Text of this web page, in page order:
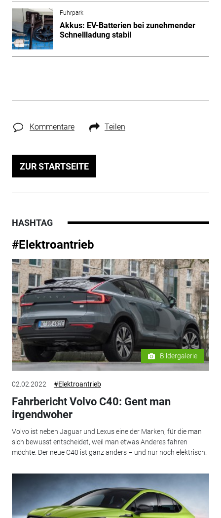
Fuhrpark
Akkus: EV-Batterien bei zunehmender
Schnellladung stabil
Kommentare Teilen
ZUR STARTSEITE
HASHTAG
#Elektroantrieb
Bildergalerie
02.02.2022 #Elektroantrieb
Fahrbericht Volvo C40: Gent man
irgendwoher
Volvo ist neben Jaguar und Lexus eine der Marken, für die man
sich bewusst entscheidet, weil man etwas Anderes fahren
möchte. Der neue C40 ist ganz anders – und nur noch elektrisch.